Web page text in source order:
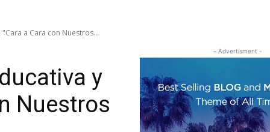
a Cara con Nuestros...
y
Nuestros
- Advertisment -